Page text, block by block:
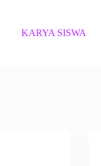
KARYA SISWA